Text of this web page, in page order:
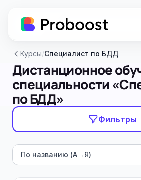
Курсы/Специалист по БДД
Дистанционное
специальности
по БДД»
Фильтры
По названию (А→Я)